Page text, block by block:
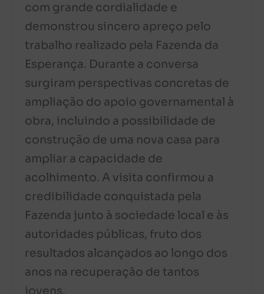
com grande cordialidade e
demonstrou sincero apreço pelo
trabalho realizado pela Fazenda da
Esperança. Durante a conversa
surgiram perspectivas concretas de
ampliação do apoio governamental à
obra, incluindo a possibilidade de
construção de uma nova casa para
ampliar a capacidade de
acolhimento. A visita confirmou a
credibilidade conquistada pela
Fazenda junto à sociedade local e às
autoridades públicas, fruto dos
resultados alcançados ao longo dos
anos na recuperação de tantos
jovens.